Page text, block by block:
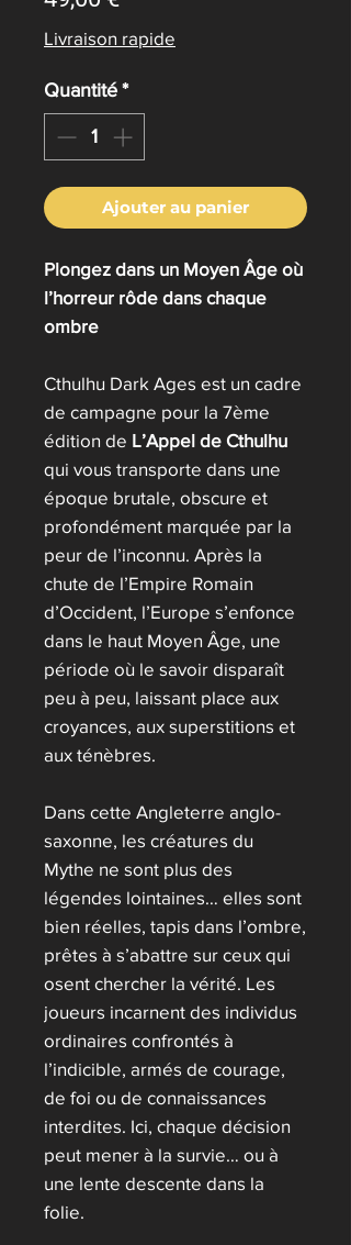
Livraison rapide
Quantité *
Ajouter au panier
Plongez dans un Moyen Âge où
l’horreur rôde dans chaque
ombre
Cthulhu Dark Ages est un cadre
de campagne pour la 7ème
édition de L’Appel de Cthulhu
qui vous transporte dans une
époque brutale, obscure et
profondément marquée par la
peur de l’inconnu. Après la
chute de l’Empire Romain
d’Occident, l’Europe s’enfonce
dans le haut Moyen Âge, une
période où le savoir disparaît
peu à peu, laissant place aux
croyances, aux superstitions et
aux ténèbres.
Dans cette Angleterre anglo-
saxonne, les créatures du
Mythe ne sont plus des
légendes lointaines… elles sont
bien réelles, tapis dans l’ombre,
prêtes à s’abattre sur ceux qui
osent chercher la vérité. Les
joueurs incarnent des individus
ordinaires confrontés à
l’indicible, armés de courage,
de foi ou de connaissances
interdites. Ici, chaque décision
peut mener à la survie… ou à
une lente descente dans la
folie.